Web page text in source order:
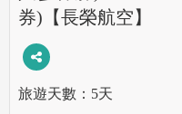
券)【長榮航空】
5天